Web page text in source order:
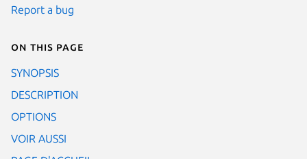
Report a bug
On this page
SYNOPSIS
DESCRIPTION
OPTIONS
VOIR AUSSI